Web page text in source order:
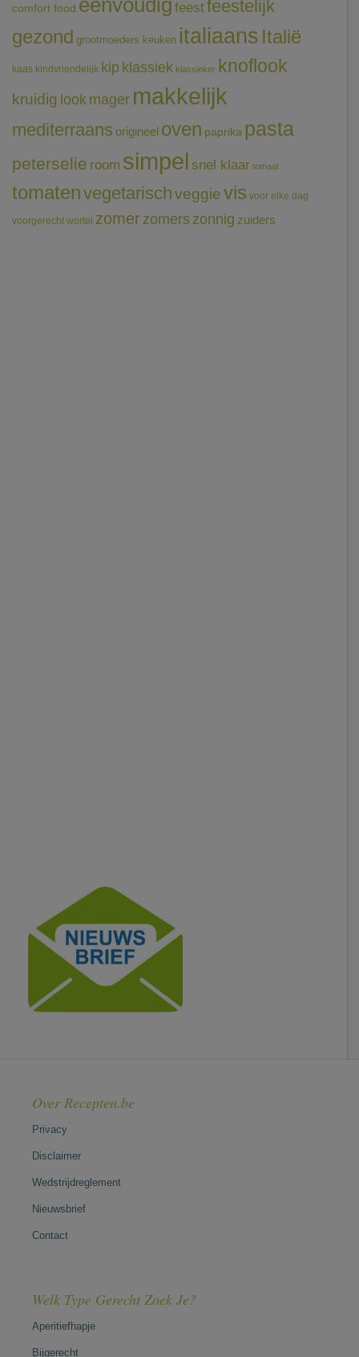
comfort food eenvoudig feestfeestelijk
gezond grootmoeders keuken italiaans Italië
kaas kindvriendelijk kip klassiek klassieker knoflook
kruidig look mager makkelijk
mediterraans origineel oven paprika pasta
peterselie room simpel snel klaar tomaat
tomatenvegetarischveggievis voor elke dag
voorgerecht wortel zomerzomerszonnig zuiders
Over Recepten.be
Privacy
Disclaimer
Wedstrijdreglement
Nieuwsbrief
Contact
Welk Type Gerecht Zoek Je?
Aperitiefhapje
Bijgerecht